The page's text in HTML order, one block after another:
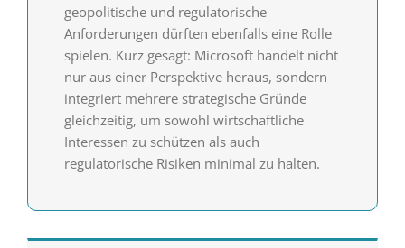
geopolitische und regulatorische
Anforderungen dürften ebenfalls eine Rolle
spielen. Kurz gesagt: Microsoft handelt nicht
nur aus einer Perspektive heraus, sondern
integriert mehrere strategische Gründe
gleichzeitig, um sowohl wirtschaftliche
Interessen zu schützen als auch
regulatorische Risiken minimal zu halten.